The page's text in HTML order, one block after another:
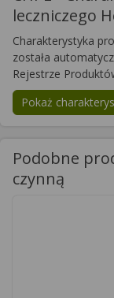
leczniczego
Charakterystyka
została
Rejestrze
Pokaż
Podobne
czynną